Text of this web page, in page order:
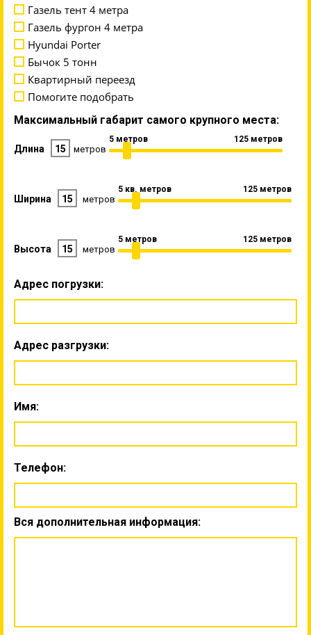
Газель тент 4 метра
Газель фургон 4 метра
Hyundai Porter
Бычок 5 тонн
Квартирный переезд
Помогите подобрать
Максимальный габарит самого крупного места:
Длина 15 метров
5 метров 125 метров
Ширина 15 метров
5 кв. метров 125 метров
Высота 15 метров
5 метров 125 метров
Адрес погрузки:
Адрес разгрузки:
Имя:
Телефон:
Вся дополнительная информация: